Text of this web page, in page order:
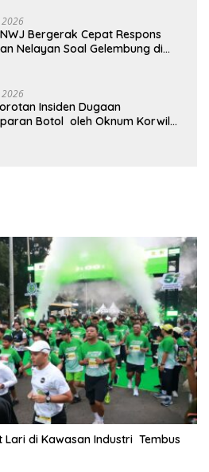
2026
Bergerak Cepat Respons
Nelayan Soal Gelembung di
2026
Insiden Dugaan
Botol oleh Oknum Korwil
Lari di Kawasan Industri Tembus